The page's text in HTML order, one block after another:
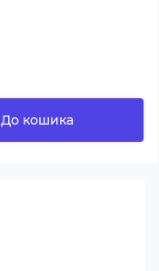
До кошика